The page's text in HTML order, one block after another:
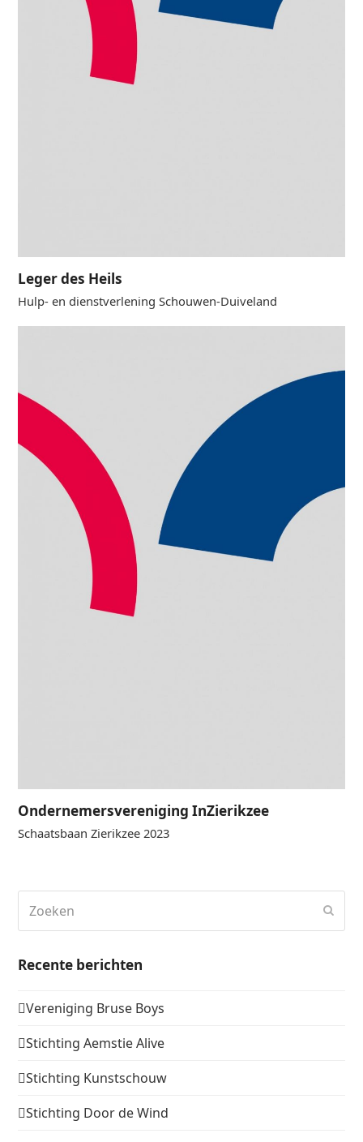
Leger des Heils
Hulp- en dienstverlening Schouwen-Duiveland
Ondernemersvereniging InZierikzee
Schaatsbaan Zierikzee 2023
Recente berichten
Vereniging Bruse Boys
Stichting Aemstie Alive
Stichting Kunstschouw
Stichting Door de Wind